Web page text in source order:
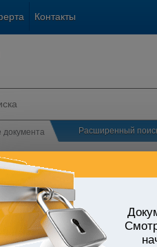
Контакты
документа Расширенный
УЗБЕКИСТАНА
хозяйственной и